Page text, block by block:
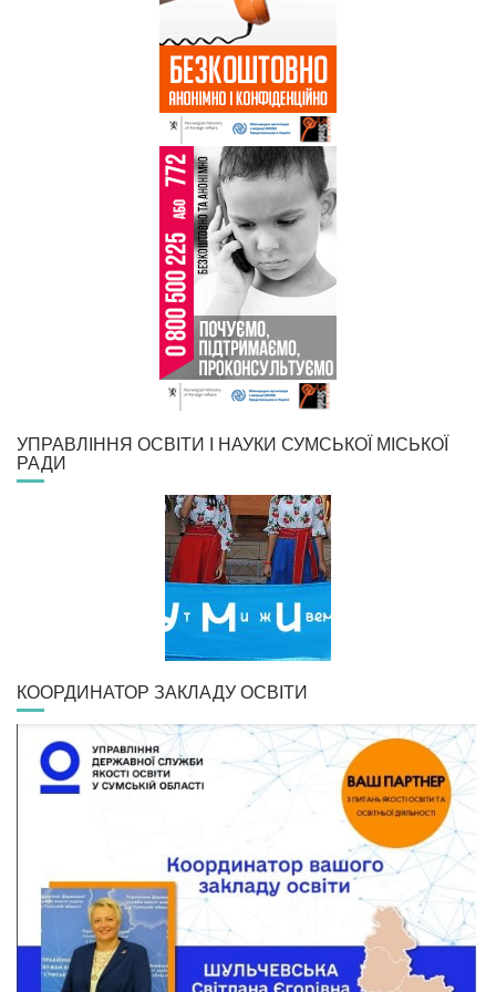
УПРАВЛІННЯ ОСВІТИ І НАУКИ СУМСЬКОЇ МІСЬКОЇ
РАДИ
КООРДИНАТОР ЗАКЛАДУ ОСВІТИ